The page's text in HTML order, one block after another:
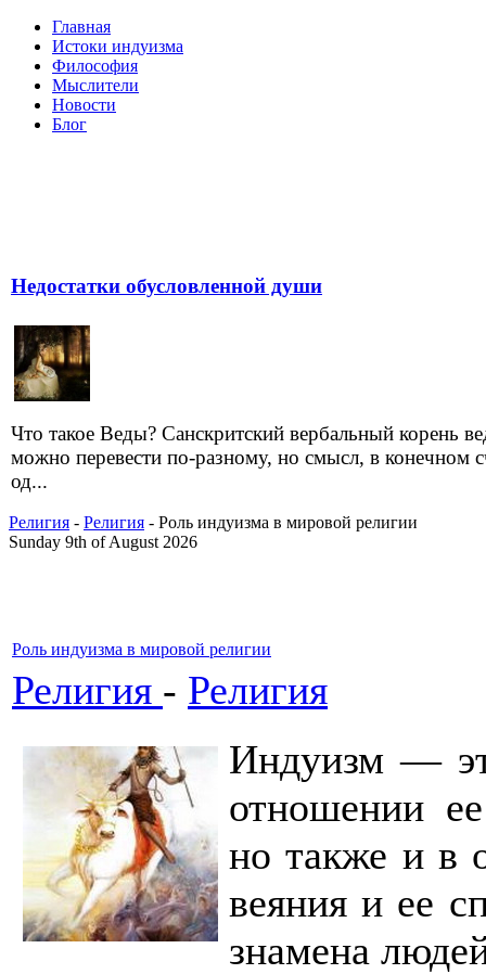
Главная
Истоки индуизма
Философия
Мыслители
Новости
Блог
Недостатки обусловленной души
Что такое Веды? Санскритский вербальный корень
можно перевести по-разному, но смысл, в конечном
од...
Религия - Религия - Роль индуизма в мировой религии
Sunday 9th of August 2026
Роль индуизма в мировой религии
Религия - Религия
Индуизм —
отношении
но также и в
веяния и ее
знамена